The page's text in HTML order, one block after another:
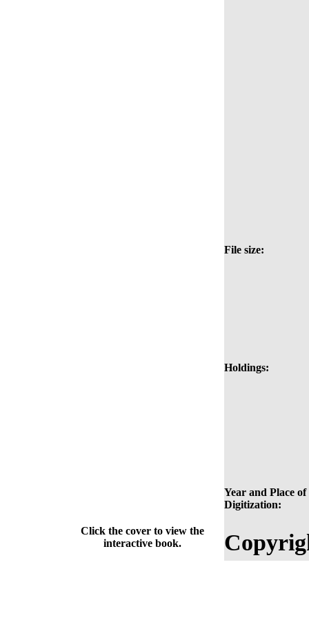
File size:
Holdings:
Year and Place of
Digitization:
Click the cover to view the
interactive book.